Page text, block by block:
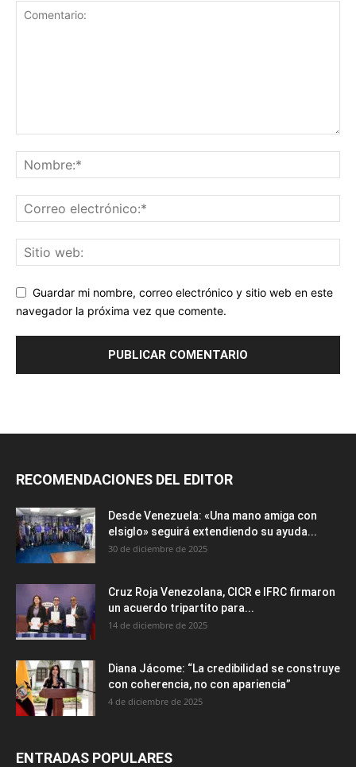
Guardar mi nombre, correo electrónico y sitio web en este
navegador la próxima vez que comente.
RECOMENDACIONES DEL EDITOR
Desde Venezuela: «Una mano amiga con
elsiglo» seguirá extendiendo su ayuda...
30 de diciembre de 2025
Cruz Roja Venezolana, CICR e IFRC firmaron
un acuerdo tripartito para...
14 de diciembre de 2025
Diana Jácome: “La credibilidad se construye
con coherencia, no con apariencia”
4 de diciembre de 2025
ENTRADAS POPULARES